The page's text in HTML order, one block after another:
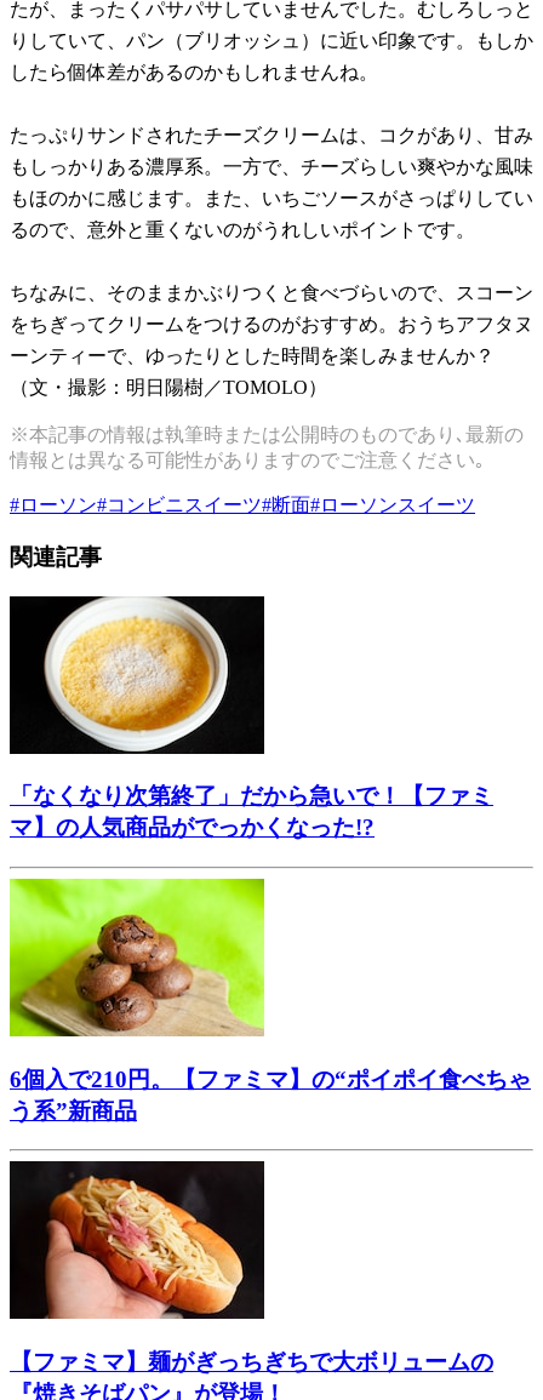
たが、まったくパサパサしていませんでした。むしろしっと
りしていて、パン（ブリオッシュ）に近い印象です。もしか
したら個体差があるのかもしれませんね。
たっぷりサンドされたチーズクリームは、コクがあり、甘み
もしっかりある濃厚系。一方で、チーズらしい爽やかな風味
もほのかに感じます。また、いちごソースがさっぱりしてい
るので、意外と重くないのがうれしいポイントです。
ちなみに、そのままかぶりつくと食べづらいので、スコーン
をちぎってクリームをつけるのがおすすめ。おうちアフタヌ
ーンティーで、ゆったりとした時間を楽しみませんか？
（文・撮影：明日陽樹／TOMOLO）
※本記事の情報は執筆時または公開時のものであり､最新の
情報とは異なる可能性がありますのでご注意ください｡
#ローソン#コンビニスイーツ#断面#ローソンスイーツ
関連記事
「なくなり次第終了」だから急いで！【ファミ
マ】の人気商品がでっかくなった!?
6個入で210円。【ファミマ】の“ポイポイ食べちゃ
う系”新商品
【ファミマ】麺がぎっちぎちで大ボリュームの
『焼きそばパン』が登場！